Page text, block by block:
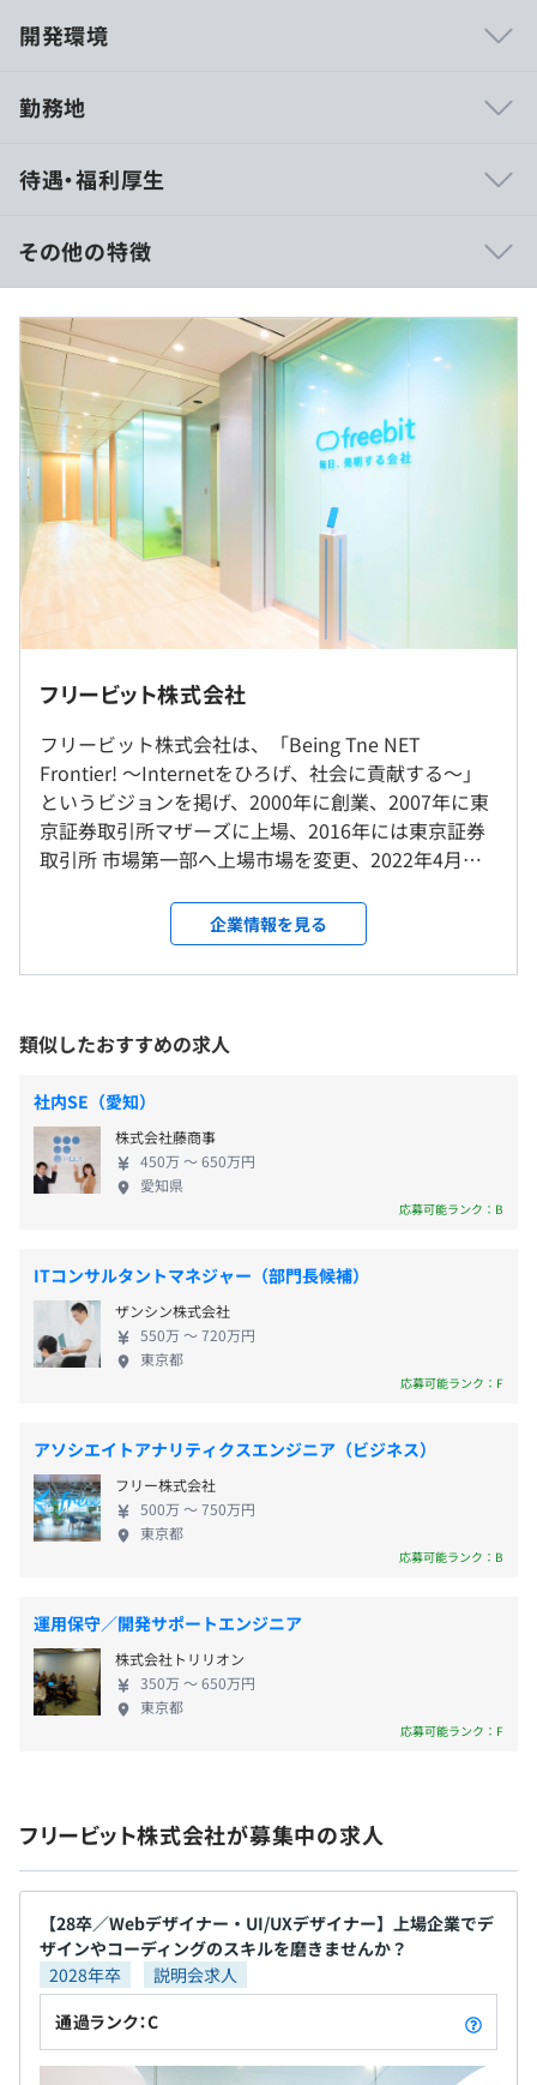
開発環境
のニーズに合わせたプランの設計を自らの手で開発、運用
サービス事例
・スマホ向けSIM
・固定グローバルIP付SIM
・IoT/M2M向けSIM
・映像IoT向け上り大容量向けSIM
・スマホ向けSIM
・固定グローバルIP付SIM
・IoT/M2M向けSIM
・映像IoT向け上り大容量向けSIM
入社後OJTを行いながら学んでいただきます。
・書籍の補助制度あり
・メンター制度あり
勤務地
基本的に転勤はありません。
＜雇入時＞
本社、労働者の自宅、及び当社データセンター
＜変更範囲＞
会社の定める場所（リモートワークを行う場所を含む）
受動喫煙防止措置に関する事項
■JR線「渋谷駅」より徒歩7分
■東京メトロ銀座線、半蔵門線、副都心線及び東急田園都
市線「渋谷駅」より徒歩7分
■東急東横線「渋谷駅」より徒歩13分
（渋谷マークシティーを通り抜けると便利です）
待遇・福利厚生
年収：4,500,000～6,300,000円
※賞与年2回（6月・12月 ※モデル賞与3ヶ月：上記想定
年収に含む）
基本月額給：243,038円～340,254円
固定残業代：56,963円～79,748円
※30時間相当分の時間外勤務手当
モデル賞与：800,000円～1,200,000円
※給与査定年2回（6月・12月）
※想定年収はあくまでも目安であり、選考を通じて上下す
る可能性あります。
（※ 想定年収は年収提示額を保証するものではありません）
10：00～19：00（休憩1時間）
休憩時間：60分 ※昼食時間は業務の都合により各々の自
・祝日
・年末年始休暇
・夏季休暇（4日間）
・有給休暇（初年度10日）※5月or11月に付与：入社時期
・リフレッシュ休暇（入社1年後から使用可能）
・産前産後休暇
・育児休業制度
・介護休業制度
・交通費全額支給
・住宅手当（最大45,000円支給※当社規定に準じます）
・資格手当
・休日勤務手当
・深夜勤務手当
など
各種社会保険完備（雇用・健康・労災・厚生年金）
無期雇用
その他の特徴
フリービット株式会社
フリービット株式会社は、「Being Tne NET
Frontier! ～Internetをひろげ、社会に貢献する～」
というビジョンを掲げ、2000年に創業、2007年に東
京証券取引所マザーズに上場、2016年には東京証券
取引所 市場第一部へ上場市場を変更、2022年4月よ
ム市場へ移行いたしました。 通信インフラの構築を
はじめ、MVNO事業、IoT、教育、医療、ライフスタ
イル分野に至るまで幅広く事業を展開し、社会課題
社」という姿勢のもと、常に新しい価値を創造し続
ける企業文化を大切にしており、その柔軟な発想力
と技術力で次世代社会の基盤づくりに挑戦していま
す。 近年では「web3の社会実装」を目標に、ブロッ
クチェーン技術や分散型ネットワーク、NFT、トーク
ンエコノミー、AIといった新たなインターネットの
構造に対して積極的な技術開発、実装も行っており
ーザー自身が主役となる分散型の社会インフラを構
築することで、より自由で安心安全な、透明性の高
いデジタル社会の実現を目指しています。 私たちは
これからもインターネットを通じて人々の暮らしを
豊かにし、次世代へと続く少し先の未来の当り前を
企業情報を見る
類似したおすすめの求人
社内SE（愛知）
株式会社藤商事
450万 〜 650万円
愛知県
応募可能ランク：B
ITコンサルタントマネジャー（部門長候補）
ザンシン株式会社
550万 〜 720万円
東京都
応募可能ランク：F
アソシエイトアナリティクスエンジニア（ビジネス）
フリー株式会社
500万 〜 750万円
東京都
応募可能ランク：B
運用保守／開発サポートエンジニア
株式会社トリリオン
350万 〜 650万円
東京都
応募可能ランク：F
フリービット株式会社が募集中の求人
【28卒／Webデザイナー・UI/UXデザイナー】上場企業でデ
ザインやコーディングのスキルを磨きませんか？
2028年卒
説明会求人
通過ランク：C